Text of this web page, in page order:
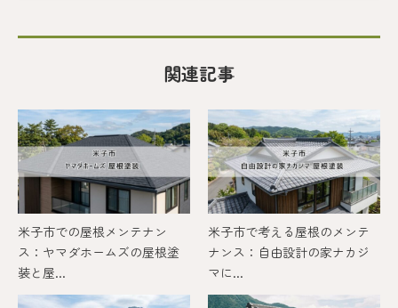
関連記事
米子市での屋根メンテナン
ス：ヤマダホームズの屋根塗
装と屋...
米子市で考える屋根のメンテ
ナンス：自由設計の家ナカジ
マに...